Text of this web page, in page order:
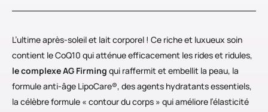
L’ultime après-soleil et lait corporel ! Ce riche et luxueux soin
contient le CoQ10 qui atténue efficacement les rides et ridules,
le complexe AG Firming qui raffermit et embellit la peau, la
formule anti-âge LipoCare®, des agents hydratants essentiels,
la célèbre formule « contour du corps » qui améliore l’élasticité